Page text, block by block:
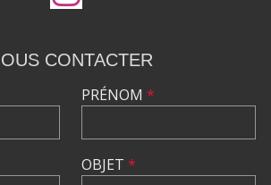
CONTACTER
PRÉNOM *
OBJET *